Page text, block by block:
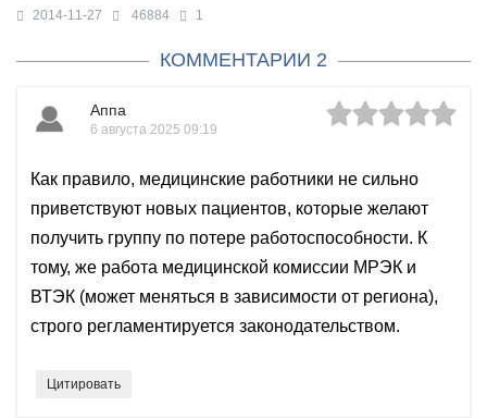
2014-11-27 46884 1
КОММЕНТАРИИ 2
Аппа
6 августа 2025 09:19
Как правило, медицинские работники не сильно
приветствуют новых пациентов, которые желают
получить группу по потере работоспособности. К
тому, же работа медицинской комиссии МРЭК и
ВТЭК (может меняться в зависимости от региона),
строго регламентируется законодательством.
Цитировать